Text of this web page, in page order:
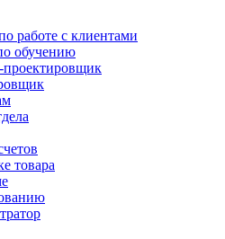
работе с клиентами
обучению
проектировщик
товара